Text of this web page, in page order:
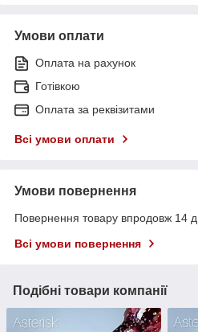
Умови оплати
Оплата на рахунок
Готівкою
Оплата за реквізитами
Всі умови оплати
Умови повернення
Повернення товару впродовж 14
Всі умови повернення
Подібні товари компанії